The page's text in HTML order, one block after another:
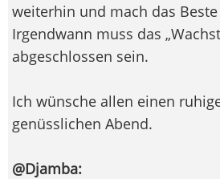
weiterhin und mach das
Irgendwann muss das
abgeschlossen sein.
Ich wünsche allen einen
genüsslichen Abend.
@Djamba: